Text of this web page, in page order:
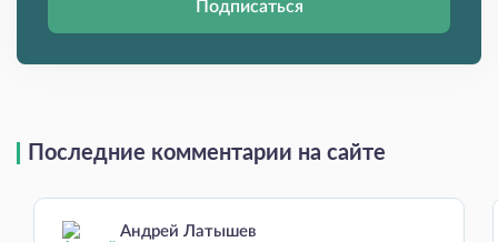
Подписаться
Последние комментарии на сайте
Андрей Латышев